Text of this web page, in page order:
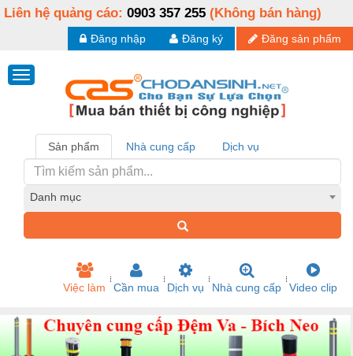
Liên hệ quảng cáo: 0903 357 255 (Không bán hàng)
Đăng sản phẩm
Đăng ký
Đăng nhập
Sản phẩm Nhà cung cấp Dịch vụ
Danh mục
Việc làm Cần mua Dịch vụ Nhà cung cấp Video clip